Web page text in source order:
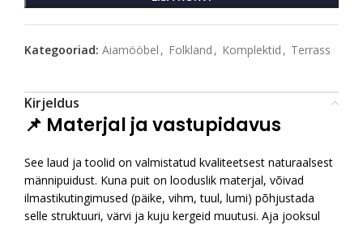
Kategooriad: Aiamööbel , Folkland , Komplektid , Terrass
Kirjeldus
📌 Materjal ja vastupidavus
See laud ja toolid on valmistatud kvaliteetsest naturaalsest
männipuidust. Kuna puit on looduslik materjal, võivad
ilmastikutingimused (päike, vihm, tuul, lumi) põhjustada
selle struktuuri, värvi ja kuju kergeid muutusi. Aja jooksul